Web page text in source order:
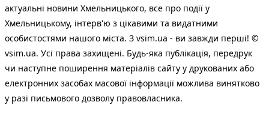
актуальні новини Хмельницького, все про події у
Хмельницькому, інтерв'ю з цікавими та видатними
особистостями нашого міста. З vsim.ua - ви завжди перші! ©
vsim.ua. Усі права захищені. Будь-яка публiкацiя, передрук
чи наступне поширення матеріалів сайту у друкованих або
електронних засобах масової інформації можлива винятково
у разі письмового дозволу правовласника.